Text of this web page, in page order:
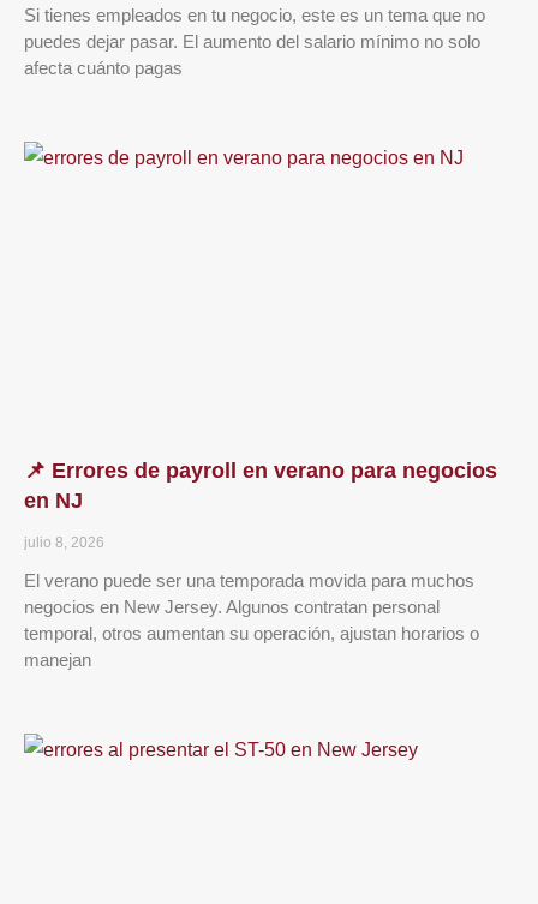
Si tienes empleados en tu negocio, este es un tema que no
puedes dejar pasar. El aumento del salario mínimo no solo
afecta cuánto pagas
📌 Errores de payroll en verano para negocios
en NJ
julio 8, 2026
El verano puede ser una temporada movida para muchos
negocios en New Jersey. Algunos contratan personal
temporal, otros aumentan su operación, ajustan horarios o
manejan